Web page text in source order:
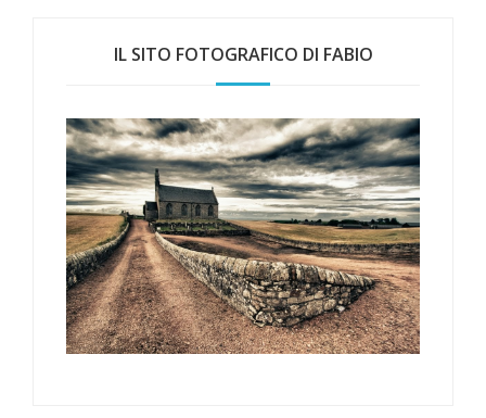
IL SITO FOTOGRAFICO DI FABIO